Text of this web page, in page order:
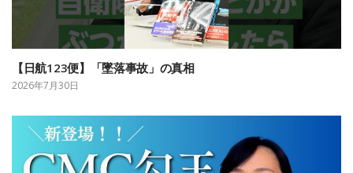
【日航123便】「墜落事故」の真相
2026年7月30日